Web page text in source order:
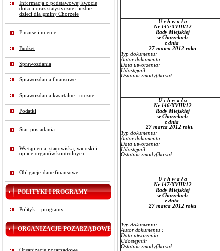
Informacja o podstawowej kwocie
dotacji oraz statystycznej liczbie
dzieci dla gminy Chorzele
Finanse i mienie
Budżet
Sprawozdania
Sprawozdania finansowe
Sprawozdania kwartalne i roczne
Podatki
Stan posiadania
Wystąpienia, stanowiska, wnioski i
opinie organów kontrolnych
Obligacje-dane finansowe
POLITYKI I PROGRAMY
Polityki i programy
ORGANIZACJE POZARZĄDOWE
Organizacje pozarządowe
U c h w a ł a
Nr 145/XVIII/12
Rady Miejskiej
w Chorzelach
z dnia
27 marca 2012 roku
Typ dokumentu:
Autor dokumentu :
Data utworzenia:
Udostępnił:
Ostatnio zmodyfikował:
U c h w a ł a
Nr 146/XVIII/12
Rady Miejskiej
w Chorzelach
z dnia
27 marca 2012 roku
Typ dokumentu:
Autor dokumentu :
Data utworzenia:
Udostępnił:
Ostatnio zmodyfikował:
U c h w a ł a
Nr 147/XVIII/12
Rady Miejskiej
w Chorzelach
z dnia
27 marca 2012 roku
Typ dokumentu:
Autor dokumentu :
Data utworzenia:
Udostępnił:
Ostatnio zmodyfikował: